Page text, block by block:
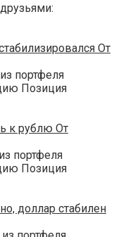
От
портфеля
Позиция
к рублю От
портфеля
Позиция
доллар стабилен